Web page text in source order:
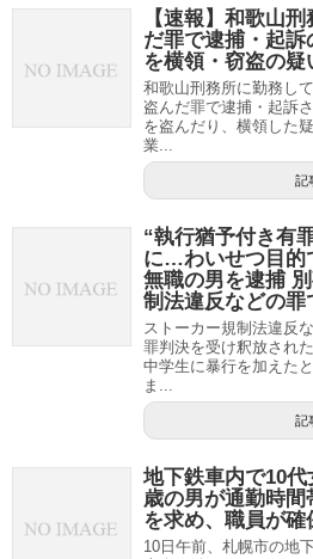
【速報】和歌山
だ罪で逮捕・起訴
を横領・窃盗の疑
和歌山刑務所に勤務し
盗んだ罪で逮捕・起訴
を盗んだり、横領した
業...
記
“執行猶予付き有
に…わいせつ目的
無職の男を逮捕
制法違反などの罪
ストーカー規制法違反
罪判決を受け釈放され
中学生に暴行を加えた
ま...
記
地下鉄車内で10
歳の男が通勤時
を求め、職員が確
10日午前、札幌市の地